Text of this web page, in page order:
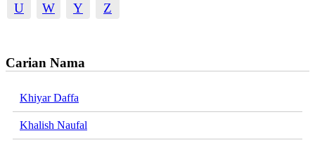
U
W Y Z
Carian Nama
Khiyar Daffa
Khalish Naufal